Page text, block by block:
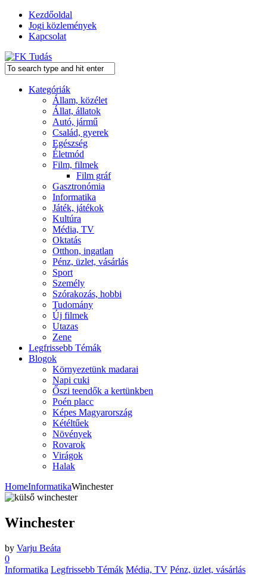
Kezdőoldal
Jogi közlemények
Kapcsolat
Kategóriák
Állam, közélet
Állat, állatok
Autó, jármű
Család, gyerek
Egészség
Életmód
Film, filmek
Film gráf
Gasztronómia
Informatika
Játék, játékok
Kultúra
Média, TV
Oktatás
Otthon, ingatlan
Pénz, üzlet, vásárlás
Sport
Személy
Szórakozás, hobbi
Tudomány
Új filmek
Utazas
Zene
Legfrissebb Témák
Blogok
Környezetünk madarai
Napi cuki
Őszi teendők a kertünkben
Poén placc
Képes Magyarország
Kétéltűek
Növények
Rovarok
Virágok
Halak
HomeInformatikaWinchester
Winchester
by Varju Beáta
0
Informatika Legfrissebb Témák Média, TV Pénz, üzlet, vásárlás